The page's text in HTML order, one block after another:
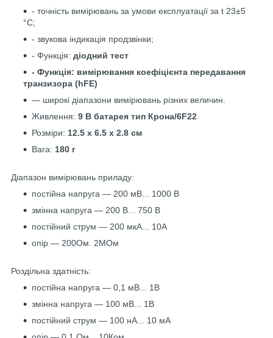
- точність вимірювань за умови експлуатації за t 23±5
°C;
- звукова індикація продзвінки;
- Функція: діодний тест
- Функція: вимірювання коефіцієнта передавання
транзизора (hFE)
— широкі діапазони вимірювань різних величин.
Живлення: 9 В батарея тип Крона/6F22
Розміри: 12.5 х 6.5 х 2.8 см
Вага: 180 г
Діапазон вимірювань приладу:
постійна напруга — 200 мВ... 1000 В
змінна напруга — 200 В... 750 В
постійний струм — 200 мкА... 10А
опір — 200Ом. 2МОм
Роздільна здатність:
постійна напруга — 0,1 мВ... 1В
змінна напруга — 100 мВ... 1В
постійний струм — 100 нА... 10 мА